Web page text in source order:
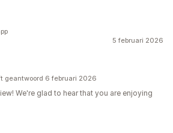
5 februari 2026
geantwoord 6 februari 2026
We're glad to hear that you are enjoying